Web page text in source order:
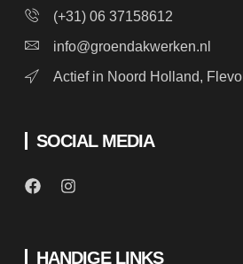
(+31) 06 37158612
info@groendakwerken.nl
Actief in Noord Holland,
SOCIAL MEDIA
HANDIGE LINKS